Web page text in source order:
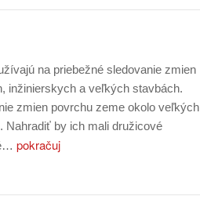
na priebežné sledovanie zmien
inžinierskych a veľkých stavbách.
zmien povrchu zeme okolo veľkých
by ich mali družicové
pokračuj